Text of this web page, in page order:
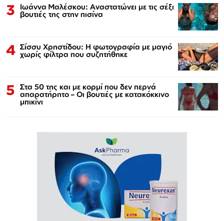
3 Ιωάννα Μαλέσκου: Αναστατώνει με τις σέξι
βουτιές της στην πισίνα
4 Σίσσυ Χρηστίδου: Η φωτογραφία με μαγιό
χωρίς φίλτρα που συζητήθηκε
5 Στα 50 της και με κορμί που δεν περνά
απαρατήρητο – Οι βουτιές με κατακόκκινο
μπικίνι